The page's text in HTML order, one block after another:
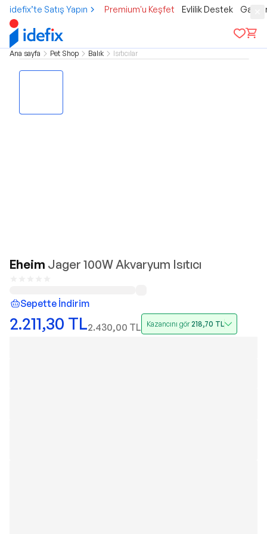
idefix’te Satış Yapın Premium'u Keşfet Evlilik Destek
Ana sayfa Pet Shop Balık Isıtıcılar
Eheim Jager 100W Akvaryum Isıtıcı
Sepette İndirim
2.211,30 TL2.430,00 TL Kazancını gör218,70 TL